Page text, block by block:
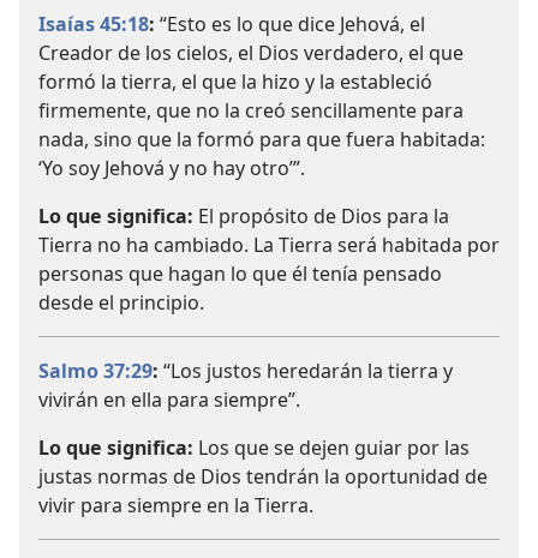
Isaías 45:18: “Esto es lo que dice Jehová, el
Creador de los cielos, el Dios verdadero, el que
formó la tierra, el que la hizo y la estableció
firmemente, que no la creó sencillamente para
nada, sino que la formó para que fuera habitada:
‘Yo soy Jehová y no hay otro’”.
Lo que significa: El propósito de Dios para la
Tierra no ha cambiado. La Tierra será habitada por
personas que hagan lo que él tenía pensado
desde el principio.
Salmo 37:29: “Los justos heredarán la tierra y
vivirán en ella para siempre”.
Lo que significa: Los que se dejen guiar por las
justas normas de Dios tendrán la oportunidad de
vivir para siempre en la Tierra.